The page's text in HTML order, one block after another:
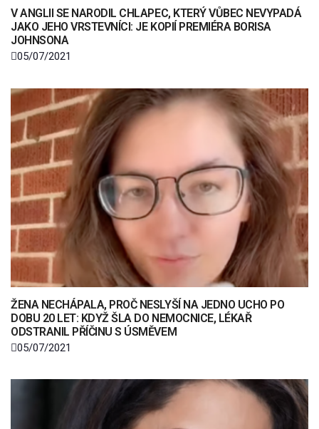
V ANGLII SE NARODIL CHLAPEC, KTERÝ VŮBEC NEVYPADÁ
JAKO JEHO VRSTEVNÍCI: JE KOPIÍ PREMIÉRA BORISA
JOHNSONA
05/07/2021
ŽENA NECHÁPALA, PROČ NESLYŠÍ NA JEDNO UCHO PO
DOBU 20 LET: KDYŽ ŠLA DO NEMOCNICE, LÉKAŘ
ODSTRANIL PŘÍČINU S ÚSMĚVEM
05/07/2021